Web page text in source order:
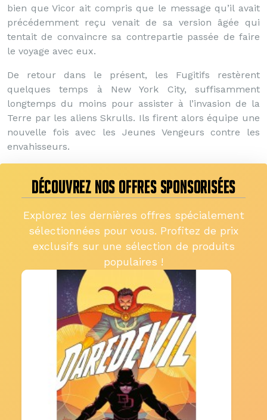
bien que Vicor ait compris que le message qu’il avait
précédemment reçu venait de sa version âgée qui
tentait de convaincre sa contrepartie passée de faire
le voyage avec eux.
De retour dans le présent, les Fugitifs restèrent
quelques temps à New York City, suffisamment
longtemps du moins pour assister à l’invasion de la
Terre par les aliens Skrulls. Ils firent alors équipe une
nouvelle fois avec les Jeunes Vengeurs contre les
envahisseurs.
DÉCOUVREZ NOS OFFRES SPONSORISÉES
Explorez les dernières offres spécialement
sélectionnées pour vous. Profitez de prix
exclusifs sur une sélection de produits
populaires !